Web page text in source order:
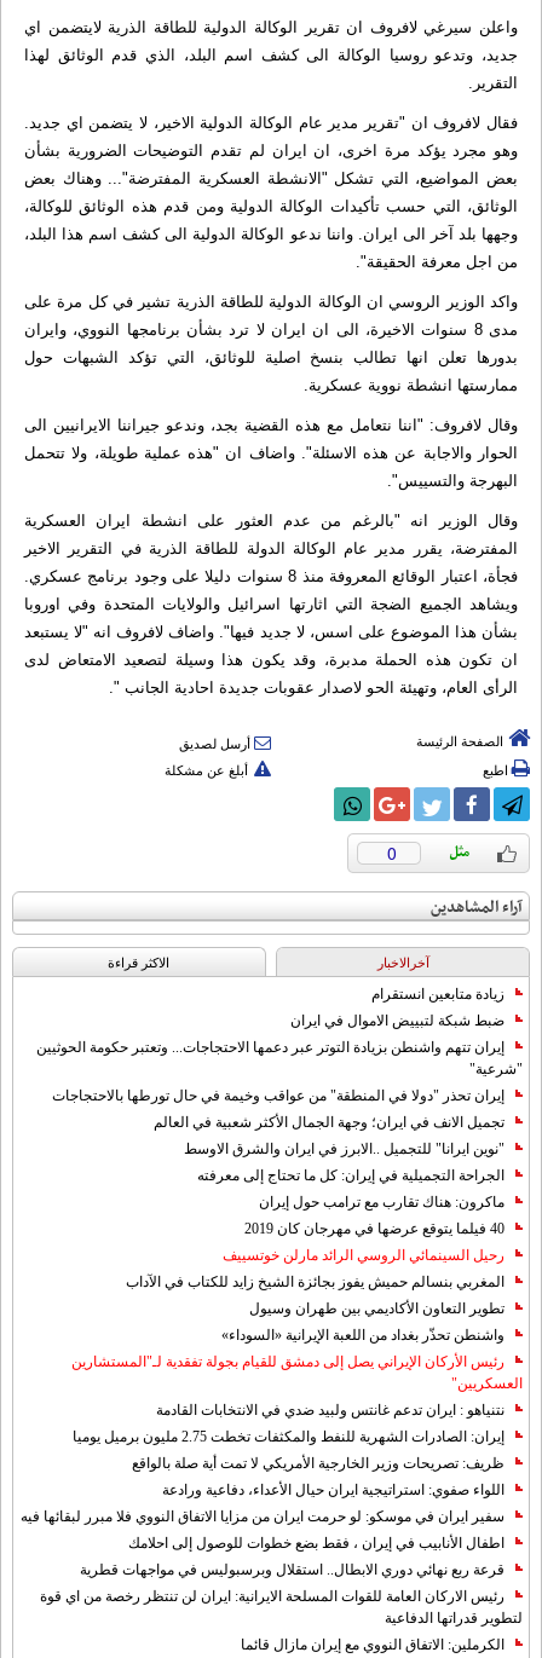
واعلن سيرغي لافروف ان تقرير الوكالة الدولية للطاقة الذرية لايتضمن اي
جديد، وتدعو روسيا الوكالة الى كشف اسم البلد، الذي قدم الوثائق لهذا
التقرير.
فقال لافروف ان "تقرير مدير عام الوكالة الدولية الاخير، لا يتضمن اي جديد.
وهو مجرد يؤكد مرة اخرى، ان ايران لم تقدم التوضيحات الضرورية بشأن
بعض المواضيع، التي تشكل "الانشطة العسكرية المفترضة"... وهناك بعض
الوثائق، التي حسب تأكيدات الوكالة الدولية ومن قدم هذه الوثائق للوكالة،
وجهها بلد آخر الى ايران. واننا ندعو الوكالة الدولية الى كشف اسم هذا البلد،
من اجل معرفة الحقيقة".
واكد الوزير الروسي ان الوكالة الدولية للطاقة الذرية تشير في كل مرة على
مدى 8 سنوات الاخيرة، الى ان ايران لا ترد بشأن برنامجها النووي، وايران
بدورها تعلن انها تطالب بنسخ اصلية للوثائق، التي تؤكد الشبهات حول
ممارستها انشطة نووية عسكرية.
وقال لافروف: "اننا نتعامل مع هذه القضية بجد، وندعو جيراننا الايرانيين الى
الحوار والاجابة عن هذه الاسئلة". واضاف ان "هذه عملية طويلة، ولا تتحمل
البهرجة والتسييس".
وقال الوزير انه "بالرغم من عدم العثور على انشطة ايران العسكرية
المفترضة، يقرر مدير عام الوكالة الدولة للطاقة الذرية في التقرير الاخير
فجأة، اعتبار الوقائع المعروفة منذ 8 سنوات دليلا على وجود برنامج عسكري.
ويشاهد الجميع الضجة التي اثارتها اسرائيل والولايات المتحدة وفي اوروبا
بشأن هذا الموضوع على اسس، لا جديد فيها". واضاف لافروف انه "لا يستبعد
ان تكون هذه الحملة مدبرة، وقد يكون هذا وسيلة لتصعيد الامتعاض لدى
الرأى العام، وتهيئة الحو لاصدار عقوبات جديدة احادية الجانب ".
الصفحة الرئيسة
أرسل لصديق
اطبع
أبلغ عن مشكلة
0
آراء المشاهدين
آخرالاخبار الاکثر قراءة
زيادة متابعين انستقرام
ضبط شبكة لتبييض الاموال في ايران
إيران تتهم واشنطن بزيادة التوتر عبر دعمها الاحتجاجات... وتعتبر حكومة الحوثيين
"شرعية"
إيران تحذر "دولا في المنطقة" من عواقب وخيمة في حال تورطها بالاحتجاجات
تجميل الانف في ايران؛ وجهة الجمال الأكثر شعبية في العالم
"نوين ايرانا" للتجميل ..الابرز في ايران والشرق الاوسط
الجراحة التجميلية في إيران: كل ما تحتاج إلى معرفته
ماكرون: هناك تقارب مع ترامب حول إيران
40 فيلما يتوقع عرضها في مهرجان كان 2019
رحيل السينمائي الروسي الرائد مارلن خوتسييف
المغربي بنسالم حميش يفوز بجائزة الشيخ زايد للكتاب في الآداب
تطوير التعاون الأكاديمي بين طهران وسيول
واشنطن تحذّر بغداد من اللعبة الإيرانية «السوداء»
رئيس الأركان الإيراني يصل إلى دمشق للقيام بجولة تفقدية لـ"المستشارين
العسكريين"
نتنياهو : ايران تدعم غانتس ولبيد ضدي في الانتخابات القادمة
إيران: الصادرات الشهریة للنفط والمكثفات تخطت 2.75 مليون برميل يوميا
ظريف: تصريحات وزير الخارجية الأمريكي لا تمت أية صلة بالواقع
اللواء صفوي: استراتيجية ايران حيال الأعداء، دفاعية ورادعة
سفير ايران في موسكو: لو حرمت ايران من مزايا الاتفاق النووي فلا مبرر لبقائها فيه
اطفال الأنابيب في إيران ، فقط بضع خطوات للوصول إلى احلامك
قرعة ربع نهائي دوري الابطال.. استقلال وبرسبوليس في مواجهات قطرية
رئيس الاركان العامة للقوات المسلحة الايرانية: ايران لن تنتظر رخصة من اي قوة
لتطوير قدراتها الدفاعية
الكرملين: الاتفاق النووي مع إيران مازال قائما